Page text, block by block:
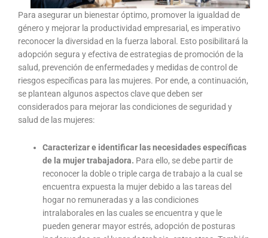
Para asegurar un bienestar óptimo, promover la igualdad de
género y mejorar la productividad empresarial, es imperativo
reconocer la diversidad en la fuerza laboral. Esto posibilitará la
adopción segura y efectiva de estrategias de promoción de la
salud, prevención de enfermedades y medidas de control de
riesgos específicas para las mujeres. Por ende, a continuación,
se plantean algunos aspectos clave que deben ser
considerados para mejorar las condiciones de seguridad y
salud de las mujeres:
Caracterizar e identificar las necesidades específicas
de la mujer trabajadora. Para ello, se debe partir de
reconocer la doble o triple carga de trabajo a la cual se
encuentra expuesta la mujer debido a las tareas del
hogar no remuneradas y a las condiciones
intralaborales en las cuales se encuentra y que le
pueden generar mayor estrés, adopción de posturas